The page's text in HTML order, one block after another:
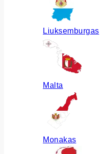
Liuksemburgas
Malta
Monakas